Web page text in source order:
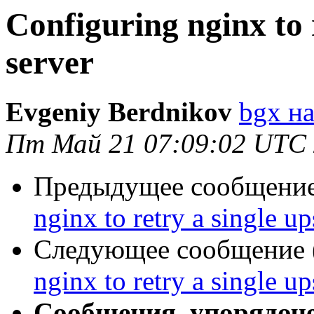
Configuring nginx to
server
Evgeniy Berdnikov bgx
Пт Май 21 07:09:02 UTC
Предыдущее
nginx to retry a single
Следующее сообщение
nginx to retry a single